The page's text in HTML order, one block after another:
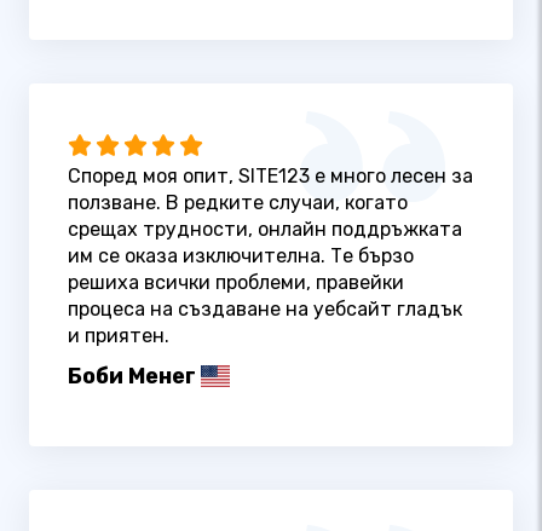
Според моя опит, SITE123 е много лесен за
ползване. В редките случаи, когато
срещах трудности, онлайн поддръжката
им се оказа изключителна. Те бързо
решиха всички проблеми, правейки
процеса на създаване на уебсайт гладък
и приятен.
Боби Менег